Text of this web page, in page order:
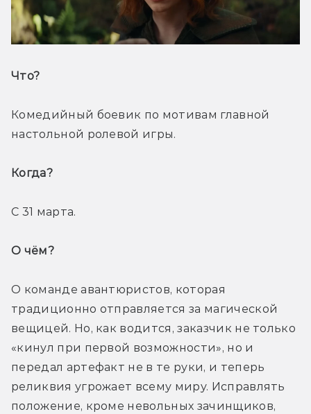
Что?
Комедийный боевик по мотивам главной
настольной ролевой игры.
Когда?
С 31 марта.
О чём?
О команде авантюристов, которая
традиционно отправляется за магической
вещицей. Но, как водится, заказчик не только
«кинул при первой возможности», но и
передал артефакт не в те руки, и теперь
реликвия угрожает всему миру. Исправлять
положение, кроме невольных зачинщиков,